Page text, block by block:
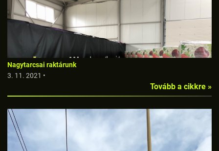
Nagytarcsai raktárunk
3. 11. 2021 •
Tovább a cikkre »